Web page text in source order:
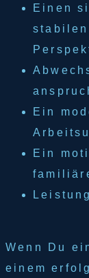
Einen
Ein
Ein
Wenn Du
einem